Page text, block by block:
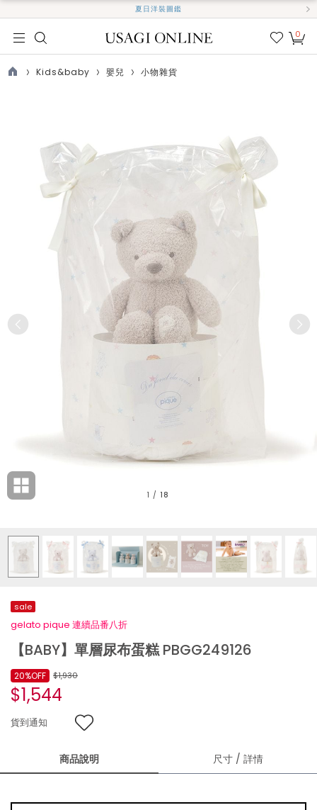
夏日洋裝圖鑑
我的
0
Kids&baby 嬰兒 小物雜貨
1 / 18
sale
gelato pique 連續品番八折
【BABY】單層尿布蛋糕 PBGG249126
$1,930
$1,544
20%OFF
貨到通知
商品說明 尺寸 / 詳情